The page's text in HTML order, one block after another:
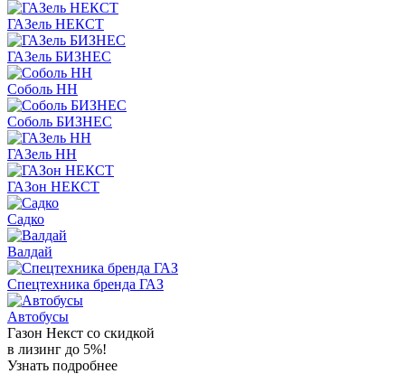
ГАЗель НЕКСТ
ГАЗель БИЗНЕС
Соболь НН
Соболь БИЗНЕС
ГАЗель НН
ГАЗон НЕКСТ
Садко
Валдай
Спецтехника бренда ГАЗ
Автобусы
Газон Некст со скидкой
в лизинг до 5%!
Узнать подробнее